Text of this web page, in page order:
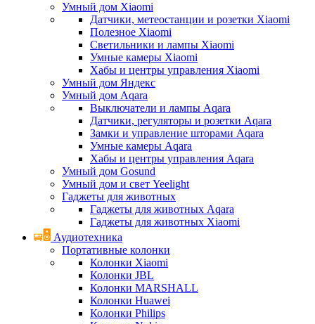
Умный дом Xiaomi
Датчики, метеостанции и розетки Xiaomi
Полезное Xiaomi
Светильники и лампы Xiaomi
Умные камеры Xiaomi
Хабы и центры управления Xiaomi
Умный дом Яндекс
Умный дом Aqara
Выключатели и лампы Aqara
Датчики, регуляторы и розетки Aqara
Замки и управление шторами Aqara
Умные камеры Aqara
Хабы и центры управления Aqara
Умный дом Gosund
Умный дом и свет Yeelight
Гаджеты для животных
Гаджеты для животных Aqara
Гаджеты для животных Xiaomi
Аудиотехника
Портативные колонки
Колонки Xiaomi
Колонки JBL
Колонки MARSHALL
Колонки Huawei
Колонки Philips